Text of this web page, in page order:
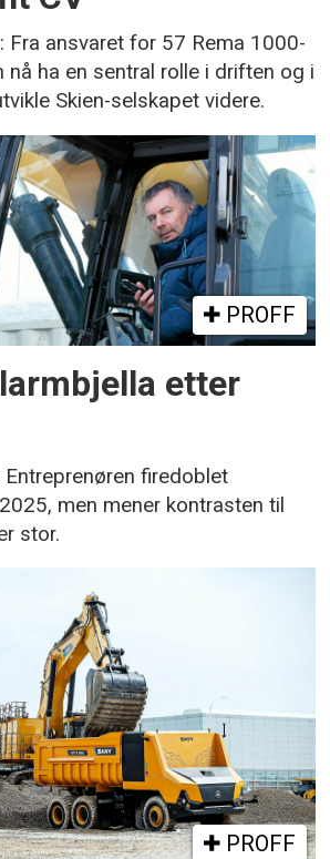
Fra ansvaret for 57 Rema 1000-
nå ha en sentral rolle i driften og i
Skien-selskapet videre.
PROFF
etter
Entreprenøren firedoblet
men mener kontrasten til
stor.
PROFF